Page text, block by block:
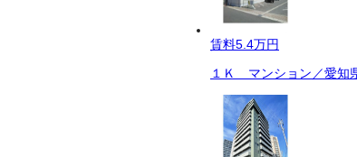
賃料5.4万円
１Ｋ マンション／愛知